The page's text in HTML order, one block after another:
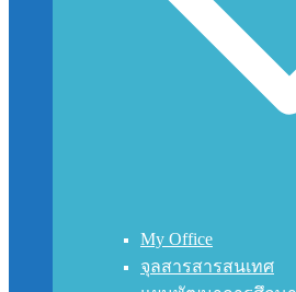
My Office
จุลสารสารสนเทศ